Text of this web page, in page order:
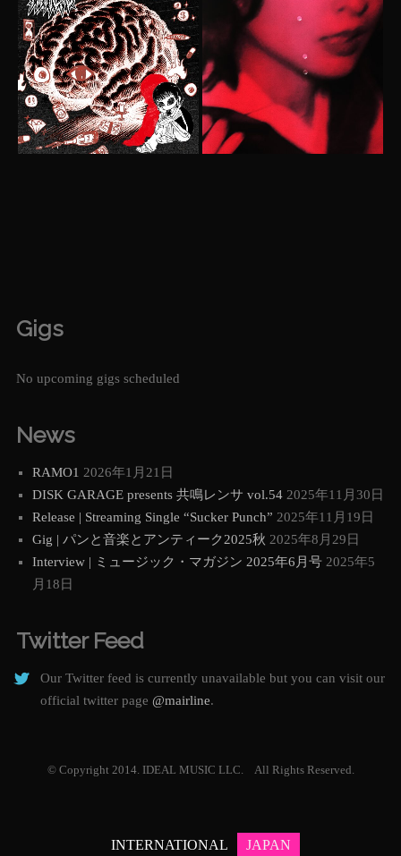
Gigs
No upcoming gigs scheduled
News
RAMO1 2026年1月21日
DISK GARAGE presents 共鳴レンサ vol.54 2025年11月30日
Release | Streaming Single “Sucker Punch” 2025年11月19日
Gig | パンと音楽とアンティーク2025秋 2025年8月29日
Interview | ミュージック・マガジン 2025年6月号 2025年5
月18日
Twitter Feed
Our Twitter feed is currently unavailable but you can visit our
official twitter page @mairline.
© Copyright 2014. IDEAL MUSIC LLC. All Rights Reserved.
INTERNATIONAL JAPAN